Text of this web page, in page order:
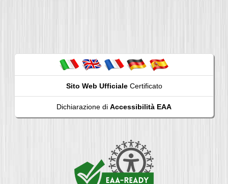
Sito Web UfficialeCertificato
Dichiarazione di Accessibilità EAA